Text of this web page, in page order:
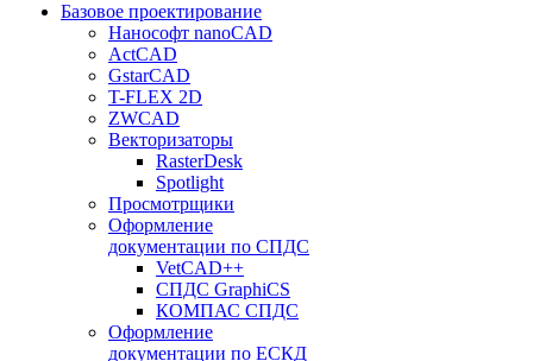
Базовое проектирование
Нанософт nanoCAD
ActCAD
GstarCAD
T-FLEX 2D
ZWCAD
Векторизаторы
RasterDesk
Spotlight
Просмотрщики
Оформление
документации по СПДС
VetCAD++
СПДС GraphiCS
КОМПАС СПДС
Оформление
документации по ЕСКД